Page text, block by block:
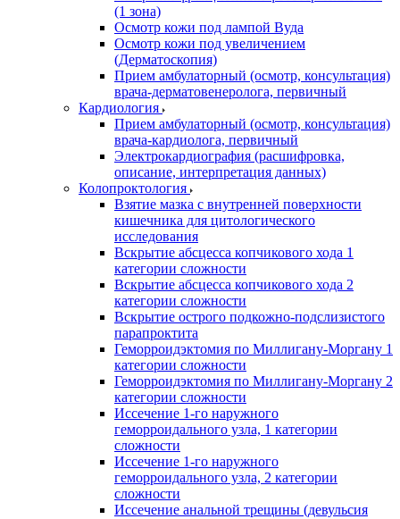
(1 зона)
Осмотр кожи под лампой Вуда
Осмотр кожи под увеличением
(Дерматоскопия)
Прием амбулаторный (осмотр, консультация)
врача-дерматовенеролога, первичный
Кардиология
Прием амбулаторный (осмотр, консультация)
врача-кардиолога, первичный
Электрокардиография (расшифровка,
описание, интерпретация данных)
Колопроктология
Взятие мазка с внутренней поверхности
кишечника для цитологического
исследования
Вскрытие абсцесса копчикового хода 1
категории сложности
Вскрытие абсцесса копчикового хода 2
категории сложности
Вскрытие острого подкожно-подслизистого
парапроктита
Геморроидэктомия по Миллигану-Моргану 1
категории сложности
Геморроидэктомия по Миллигану-Моргану 2
категории сложности
Иссечение 1-го наружного
геморроидального узла, 1 категории
сложности
Иссечение 1-го наружного
геморроидального узла, 2 категории
сложности
Иссечение анальной трещины (девульсия